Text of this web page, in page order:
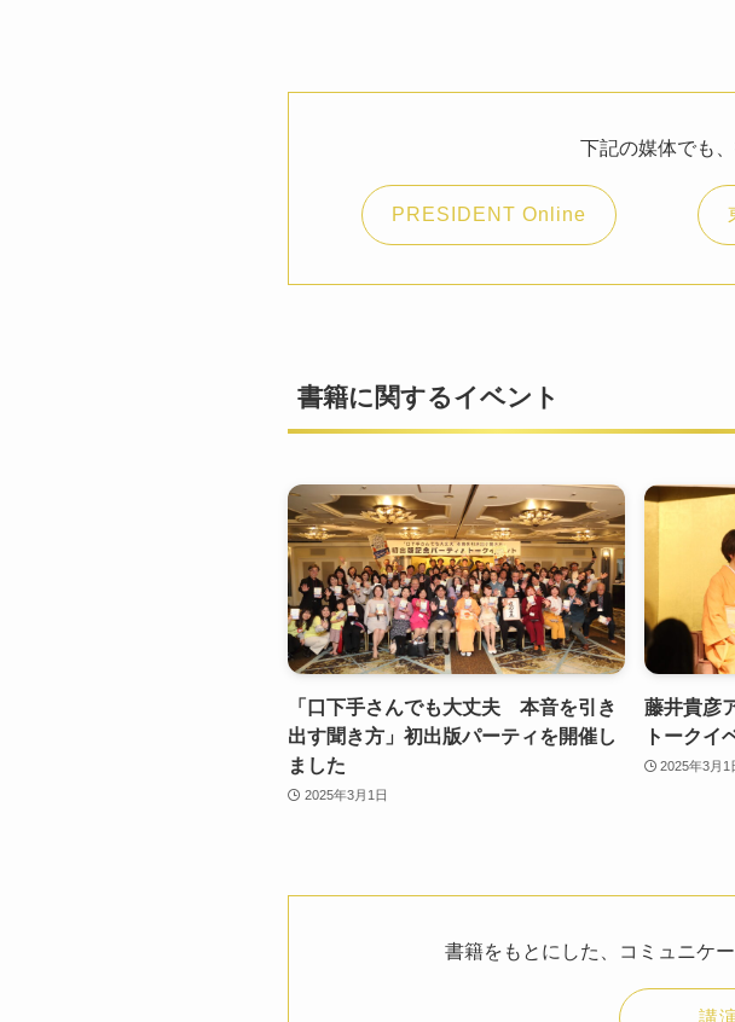
下記の媒体でも
PRESIDENT Online
書籍に関するイベント
「口下手さんでも大丈夫 本音を引き
出す聞き方」初出版パーティを開催し
ました
2025年3月1日
藤井貴彦
トークイ
2025年3月1
書籍をもとにした、コミュニケ